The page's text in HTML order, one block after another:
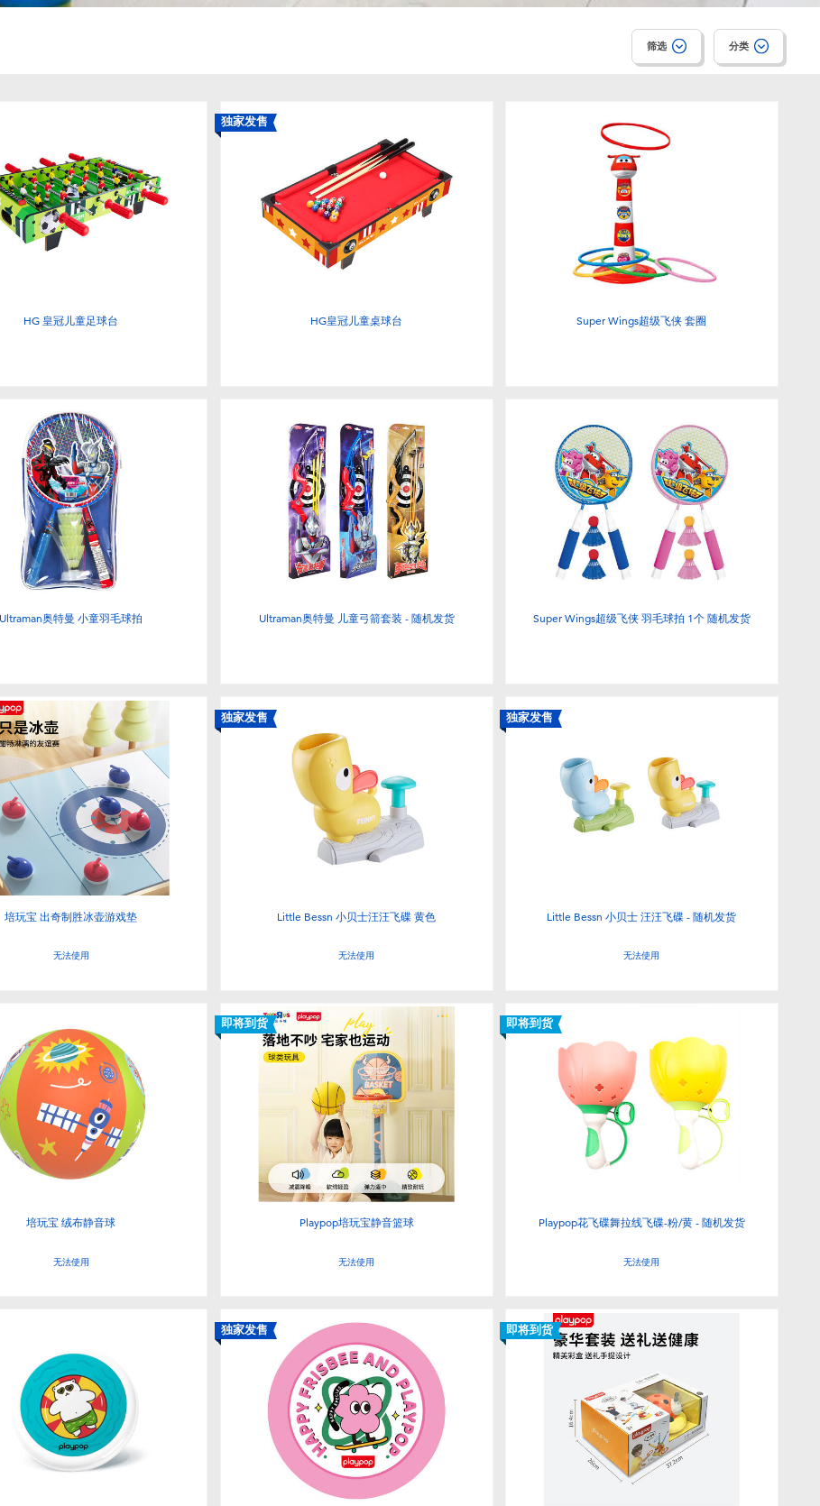
筛选 分类
HG 皇冠儿童足球台
独家发售
HG皇冠儿童桌球台 Super Wings超级飞侠 套圈
Ultraman奥特曼 小童羽毛球拍 Ultraman奥特曼 儿童弓箭套装 - 随机发货 Super Wings超级飞侠 羽毛球拍 1个 随机发货
培玩宝 出奇制胜冰壶游戏垫
无法使用
独家发售
Little Bessn 小贝士汪汪飞碟 黄色
无法使用
独家发售
Little Bessn 小贝士 汪汪飞碟 - 随机发货
无法使用
培玩宝 绒布静音球
无法使用
即将到货
Playpop培玩宝静音篮球
无法使用
即将到货
Playpop花飞碟舞拉线飞碟-粉/黄 - 随机发货
无法使用
独家发售 即将到货